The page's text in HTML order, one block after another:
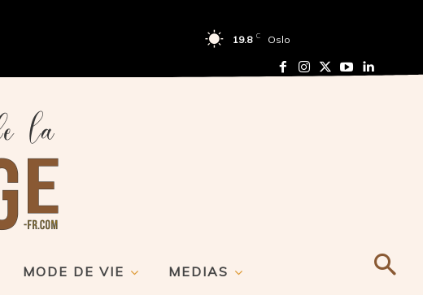
19.8 C Oslo
MODE DE VIE MEDIAS